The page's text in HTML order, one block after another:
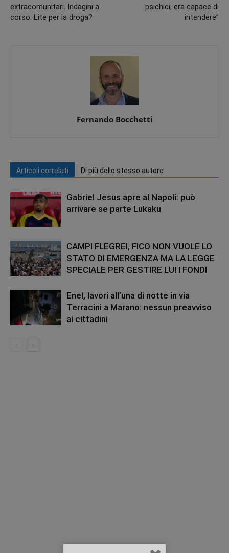
extracomunitari. Indagini a
corso. Lite per la droga?
psichici, era capace di
intendere”
Fernando Bocchetti
Articoli correlati Di più dello stesso autore
Gabriel Jesus apre al Napoli: può
arrivare se parte Lukaku
CAMPI FLEGREI, FICO NON VUOLE LO
STATO DI EMERGENZA MA LA LEGGE
SPECIALE PER GESTIRE LUI I FONDI
Enel, lavori all’una di notte in via
Terracini a Marano: nessun preavviso
ai cittadini